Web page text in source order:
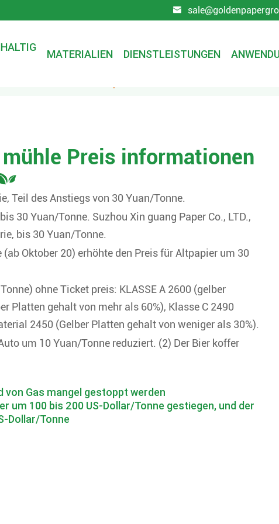

MATERIALIEN DIENSTLEISTUNGEN
Preis informationen
Teil des Anstiegs von 30 Yuan/Tonne.
30 Yuan/Tonne. Suzhou Xin guang Paper Co., LTD.,
bis 30 Yuan/Tonne.
Oktober 20) erhöhte den Preis für Altpapier um 30
ohne Ticket preis: KLASSE A 2600 (gelber
Platten gehalt von mehr als 60%), Klasse C 2490
2450 (Gelber Platten gehalt von weniger als 30%).
um 10 Yuan/Tonne reduziert. (2) Der Bier koffer
Gas mangel gestoppt werden
um 100 bis 200 US-Dollar/Tonne gestiegen, und der
Dollar/Tonne